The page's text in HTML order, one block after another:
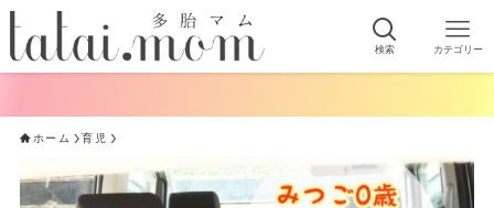
検索 カテゴリー
ホーム 育児